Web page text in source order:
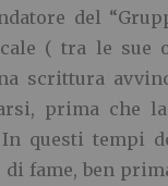
del
( tra le sue
scrittura
prima che
questi tempi
di fame, ben